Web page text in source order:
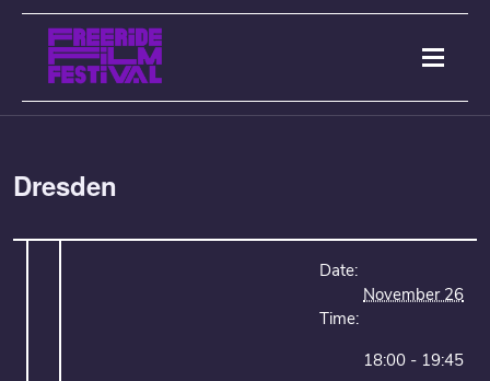
Dresden
Date:
November 26
Time:
18:00 - 19:45